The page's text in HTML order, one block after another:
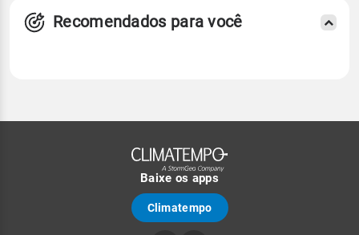
Recomendados para você
Baixe os apps
Climatempo